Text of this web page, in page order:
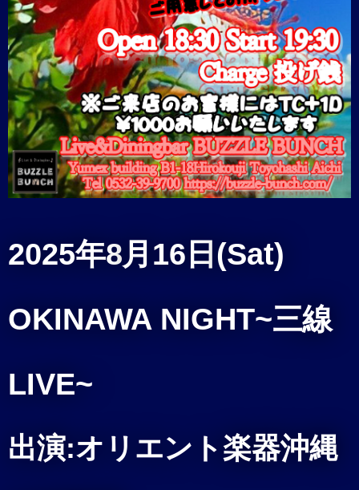
2025年8月16日 (Sat)
OKINAWA NIGHT~三線
LIVE~
出演:オリエント楽器沖縄